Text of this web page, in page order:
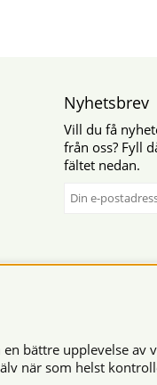
Nyhetsbrev
Vill du få
från oss? Fyll
fältet nedan.
bättre upplevelse av
när som helst